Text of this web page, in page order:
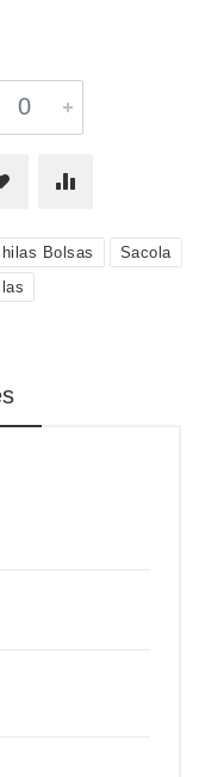
Bolsas
Sacola